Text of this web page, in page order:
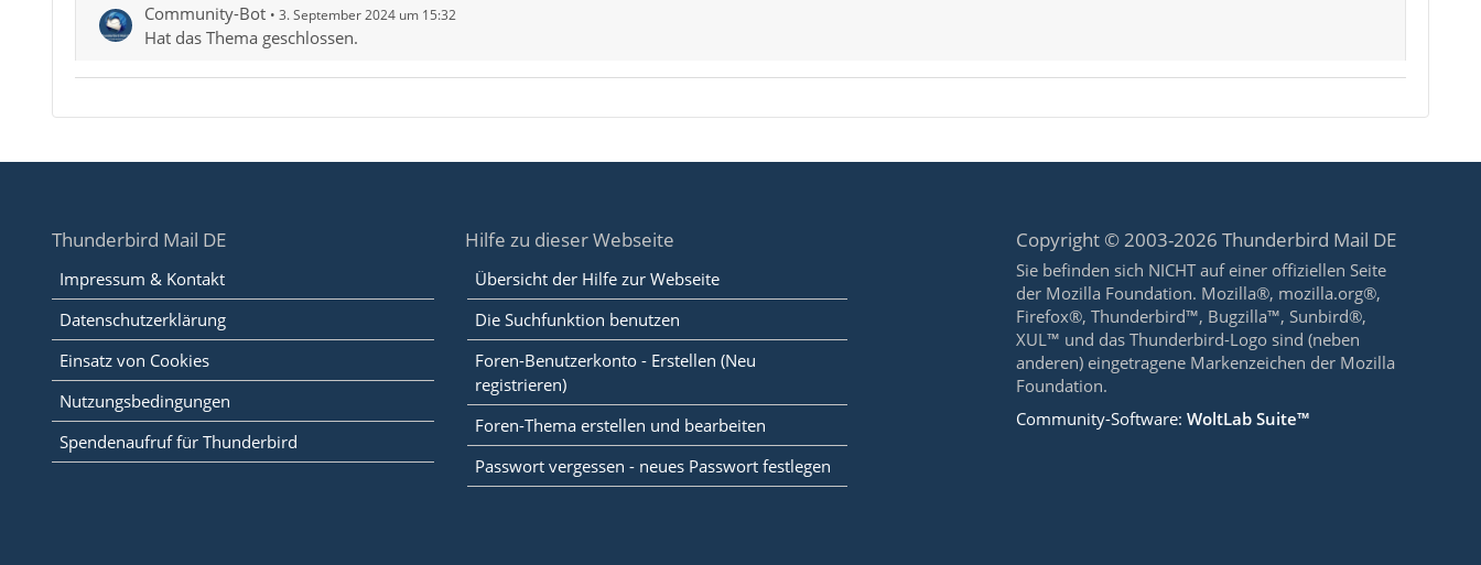
Community-Bot 3. September 2024 um 15:32
Hat das Thema geschlossen.
Thunderbird Mail DE
Impressum & Kontakt
Datenschutzerklärung
Einsatz von Cookies
Nutzungsbedingungen
Spendenaufruf für Thunderbird
Hilfe zu dieser Webseite
Übersicht der Hilfe zur Webseite
Die Suchfunktion benutzen
Foren-Benutzerkonto - Erstellen (Neu
registrieren)
Foren-Thema erstellen und bearbeiten
Passwort vergessen - neues Passwort festlegen
Copyright © 2003-2026 Thunderbird Mail DE
Sie befinden sich NICHT auf einer offiziellen Seite
der Mozilla Foundation. Mozilla®, mozilla.org®,
Firefox®, Thunderbird™, Bugzilla™, Sunbird®,
XUL™ und das Thunderbird-Logo sind (neben
anderen) eingetragene Markenzeichen der Mozilla
Foundation.
Community-Software:WoltLab Suite™